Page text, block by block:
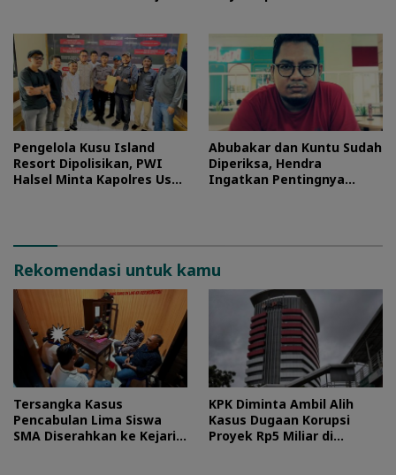
Pengelola Kusu Island
Resort Dipolisikan, PWI
Halsel Minta Kapolres Usut
Abubakar dan Kuntu Sudah
Diperiksa, Hendra
Ingatkan Pentingnya
Rekomendasi untuk kamu
Tersangka Kasus
Pencabulan Lima Siswa
SMA Diserahkan ke Kejari
KPK Diminta Ambil Alih
Kasus Dugaan Korupsi
Proyek Rp5 Miliar di